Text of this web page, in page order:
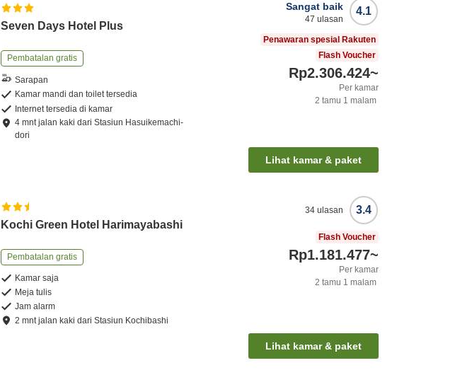
Seven Days Hotel Plus
Pembatalan gratis
Sarapan
Kamar mandi dan toilet tersedia
Internet tersedia di kamar
4 mntjalan kaki dariStasiun Hasuikemachi-
dori
4.1
Sangat baik
47 ulasan
Penawaran spesial Rakuten
Flash Voucher
Rp2.306.424~
Per kamar
2 tamu 1 malam
Lihat kamar & paket
Kochi Green Hotel Harimayabashi
Pembatalan gratis
Kamar saja
Meja tulis
Jam alarm
2 mntjalan kaki dariStasiun Kochibashi
3.4
34 ulasan
Flash Voucher
Rp1.181.477~
Per kamar
2 tamu 1 malam
Lihat kamar & paket